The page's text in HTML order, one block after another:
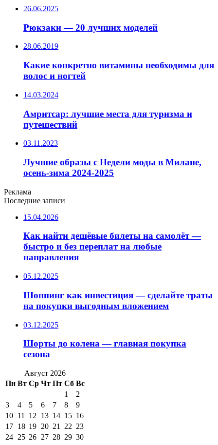
26.06.2025
Рюкзаки — 20 лучших моделей
28.06.2019
Какие конкретно витамины необходимы для
волос и ногтей
14.03.2024
Амритсар: лучшие места для туризма и
путешествий
03.11.2023
Лучшие образы с Недели моды в Милане,
осень-зима 2024-2025
Реклама
Последние записи
15.04.2026
Как найти дешёвые билеты на самолёт —
быстро и без переплат на любые
направления
05.12.2025
Шоппинг как инвестиция — сделайте траты
на покупки выгодным вложением
03.12.2025
Шорты до колена — главная покупка
сезона
Август 2026
Пн Вт Ср Чт Пт Сб Вс
1
2
3
4 5 6 7 8
9
10 11 12 13 14 15 16
17 18 19 20 21 22 23
24 25 26 27 28 29 30